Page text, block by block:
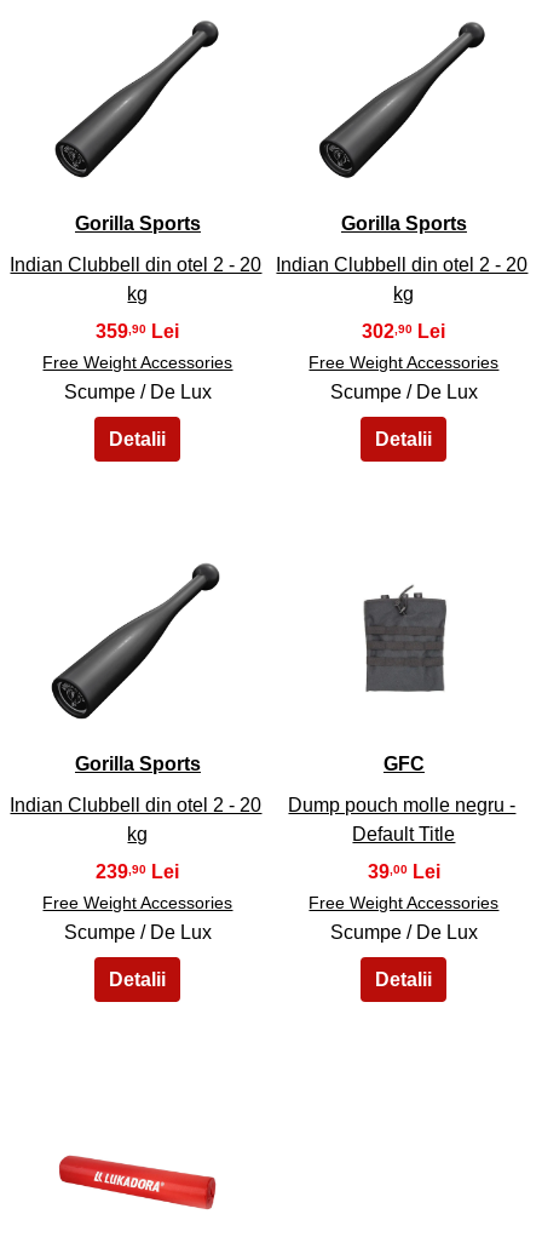
41
Gorilla Sports
Indian Clubbell din otel 2 - 20
kg
359 ,90
Free Weight Accessories
Scumpe / De Lux
42
Gorilla Sports
Indian Clubbell din otel 2 - 20
kg
302 ,90
Free Weight Accessories
Scumpe / De Lux
43
Gorilla Sports
Indian Clubbell din otel 2 - 20
kg
239 ,90
Free Weight Accessories
Scumpe / De Lux
44
GFC
Dump pouch molle negru -
Default Title
39,00
Free Weight Accessories
Scumpe / De Lux
45